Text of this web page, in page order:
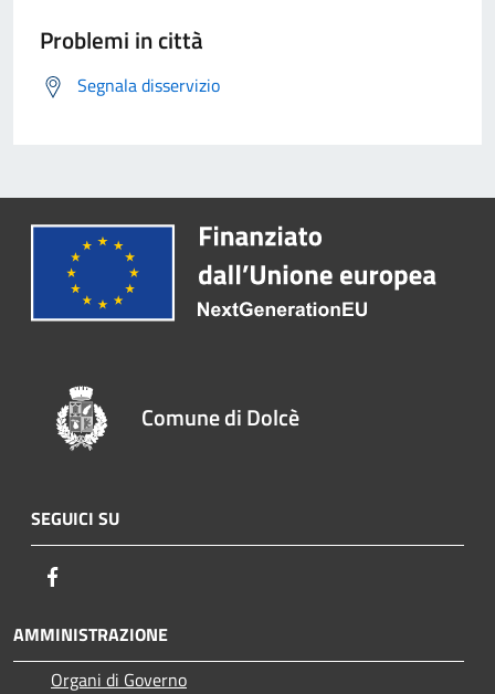
Problemi in città
Segnala disservizio
Comune di Dolcè
SEGUICI SU
AMMINISTRAZIONE
Organi di Governo